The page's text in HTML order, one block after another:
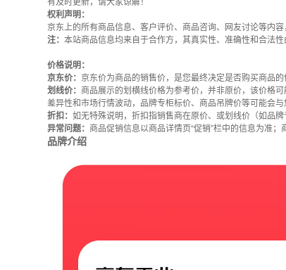
有及时更新，请大家谅解！
权利声明：
京东上的所有商品信息、客户评价、商品咨询、网友讨论等内
注： 本站商品信息均来自于合作方，其真实性、准确性和合法
价格说明：
京东价： 京东价为商品的销售价，是您最终决定是否购买商品的
划线价： 商品展示的划横线价格为参考价，并非原价，该价格
差异性和市场行情波动，品牌专柜标价、商品吊牌价等可能会
折扣： 如无特殊说明，折扣指销售商在原价、或划线价（如品
异常问题： 商品促销信息以商品详情页“促销”栏中的信息为准
品牌介绍